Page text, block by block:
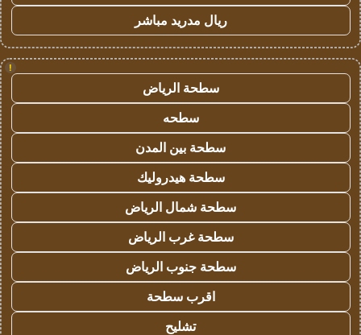
ريال مدريد مباشر
!
سطحة الرياض
سطحه
سطحة بين المدن
سطحة هيدروليك
سطحة شمال الرياض
سطحة غرب الرياض
سطحة جنوب الرياض
اقرب سطحة
تشليح